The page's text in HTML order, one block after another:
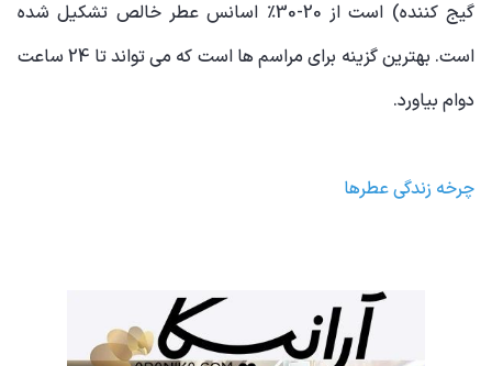
گیج کننده) است از 20-30٪ اسانس عطر خالص تشکیل شده
است. بهترین گزینه برای مراسم ها است که می تواند تا 24 ساعت
دوام بیاورد.
چرخه زندگی عطرها